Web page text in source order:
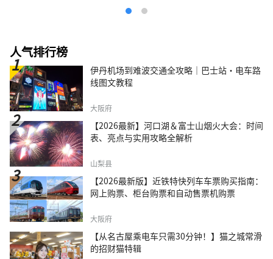
人气排行榜
伊丹机场到难波交通全攻略｜巴士站・电车路
线图文教程
大阪府
【2026最新】河口湖＆富士山烟火大会：时间
表、亮点与实用攻略全解析
山梨县
【2026最新版】近铁特快列车车票购买指南：
网上购票、柜台购票和自动售票机购票
大阪府
【从名古屋乘电车只需30分钟！】猫之城常滑
的招财猫特辑